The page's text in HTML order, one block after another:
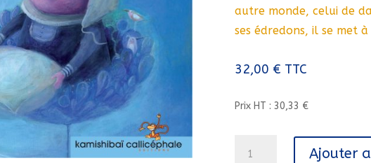
autre monde, celui de
ses édredons, il se met
32,00 € TTC
Prix HT : 30,33 €
Ajouter